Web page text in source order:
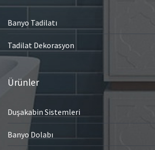
Banyo Tadilatı
Tadilat Dekorasyon
Ürünler
Duşakabin Sistemleri
Banyo Dolabı